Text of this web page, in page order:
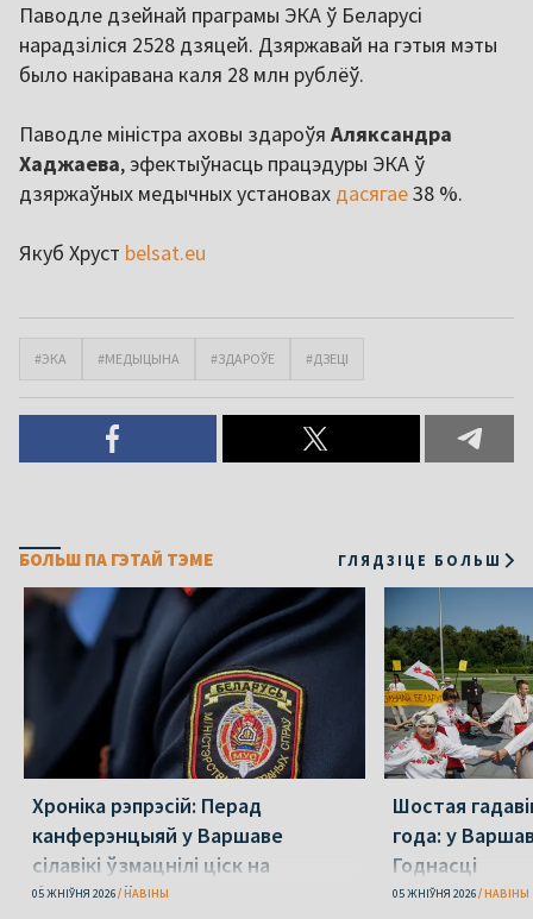
Паводле дзейнай праграмы ЭКА ў Беларусі
нарадзіліся 2528 дзяцей. Дзяржавай на гэтыя мэты
было накіравана каля 28 млн рублёў.
Паводле міністра аховы здароўя Аляксандра
Хаджаева, эфектыўнасць працэдуры ЭКА ў
дзяржаўных медычных установах дасягае38 %.
Якуб Хруст belsat.eu
#ЭКА #МЕДЫЦЫНА #ЗДАРОЎЕ #ДЗЕЦІ
БОЛЬШ ПА ГЭТАЙ ТЭМЕ ГЛЯДЗІЦЕ БОЛЬШ
Хроніка рэпрэсій: Перад
канферэнцыяй у Варшаве
сілавікі ўзмацнілі ціск на
беларусаў
05 ЖНІЎНЯ 2026 НАВІНЫ
Шостая
года: у
Годнасці
05 ЖНІЎНЯ 2026 НАВІНЫ